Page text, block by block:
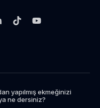
yapılmış ekmeğinizi
ne dersiniz?